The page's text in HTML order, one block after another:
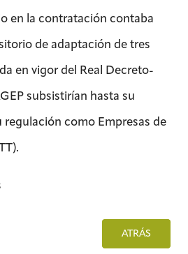
en la contratación contaba
de adaptación de tres
en vigor del Real Decreto-
subsistirían hasta su
regulación como Empresas de
ATRÁS